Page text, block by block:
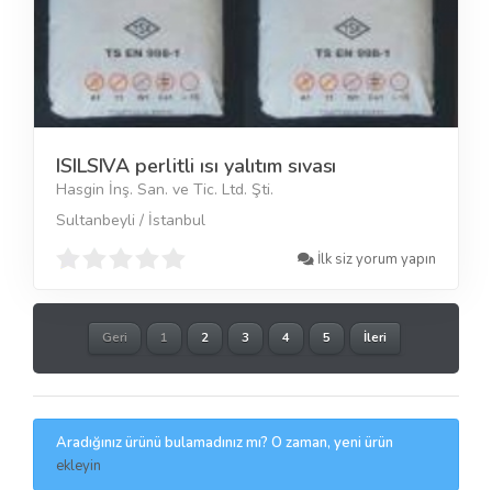
ISILSIVA perlitli ısı yalıtım sıvası
Hasgin İnş. San. ve Tic. Ltd. Şti.
Sultanbeyli / İstanbul
İlk siz yorum yapın
Geri 1 2 3 4 5 İleri
Aradığınız ürünü bulamadınız mı? O zaman, yeni ürün
ekleyin